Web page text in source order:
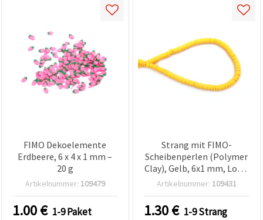
FIMO Dekoelemente
Erdbeere, 6 x 4 x 1 mm –
20 g
Artikelnummer: 109479
1.00€ 1-9 Paket
Strang mit FIMO-
Scheibenperlen (Polymer
Clay), Gelb, 6x1 mm, Loch:
2 mm, ca. 320 Stk.
Artikelnummer: 109431
1.30€ 1-9 Strang